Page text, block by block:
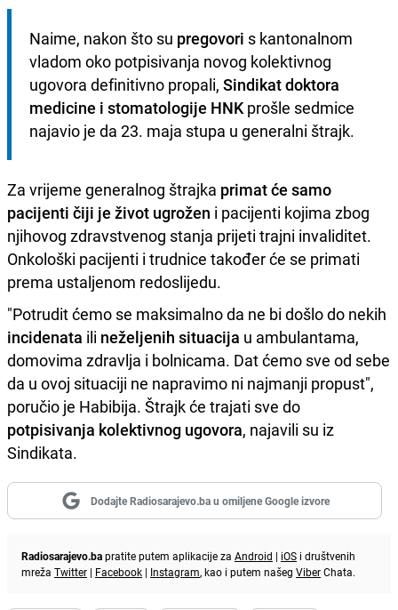
Naime, nakon što su pregovori s kantonalnom
vladom oko potpisivanja novog kolektivnog
ugovora definitivno propali, Sindikat doktora
medicine i stomatologije HNK prošle sedmice
najavio je da 23. maja stupa u generalni štrajk.
Za vrijeme generalnog štrajka primat će samo
pacijenti čiji je život ugrožen i pacijenti kojima zbog
njihovog zdravstvenog stanja prijeti trajni invaliditet.
Onkološki pacijenti i trudnice također će se primati
prema ustaljenom redoslijedu.
"Potrudit ćemo se maksimalno da ne bi došlo do nekih
incidenata ili neželjenih situacija u ambulantama,
domovima zdravlja i bolnicama. Dat ćemo sve od sebe
da u ovoj situaciji ne napravimo ni najmanji propust",
poručio je Habibija. Štrajk će trajati sve do
potpisivanja kolektivnog ugovora, najavili su iz
Sindikata.
Dodajte Radiosarajevo.ba u omiljene Google izvore
Radiosarajevo.bapratite putem aplikacije za Android | iOS i društvenih
mreža Twitter | Facebook | Instagram, kao i putem našeg ViberChata.